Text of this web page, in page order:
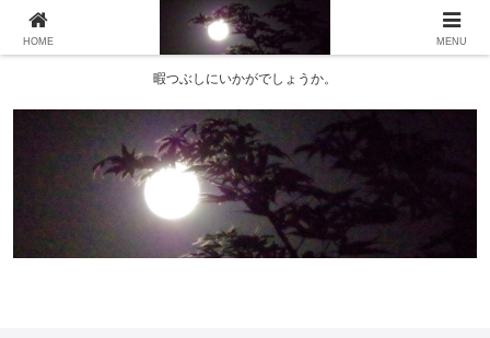
暇つぶしにいかがでしょうか。
HOME MENU